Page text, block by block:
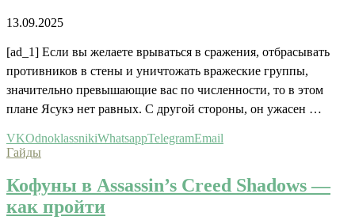
13.09.2025
[ad_1] Если вы желаете врываться в сражения, отбрасывать
противников в стены и уничтожать вражеские группы,
значительно превышающие вас по численности, то в этом
плане Ясукэ нет равных. С другой стороны, он ужасен …
VKOdnoklassnikiWhatsappTelegramEmail
Гайды
Кофуны в Assassin’s Creed Shadows —
как пройти